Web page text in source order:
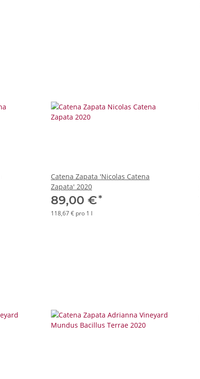
Catena Zapata 'Nicolas Catena
Zapata' 2020
89,00 €*
118,67 € pro 1 l